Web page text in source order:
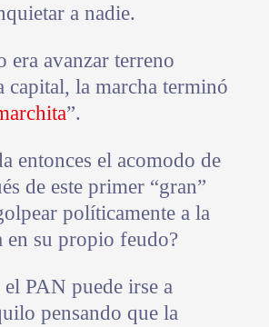
a nadie.
era avanzar terreno
capital, la marcha terminó
”.
entonces el acomodo de
de este primer “gran”
políticamente a la
en su propio feudo?
PAN puede irse a
pensando que la